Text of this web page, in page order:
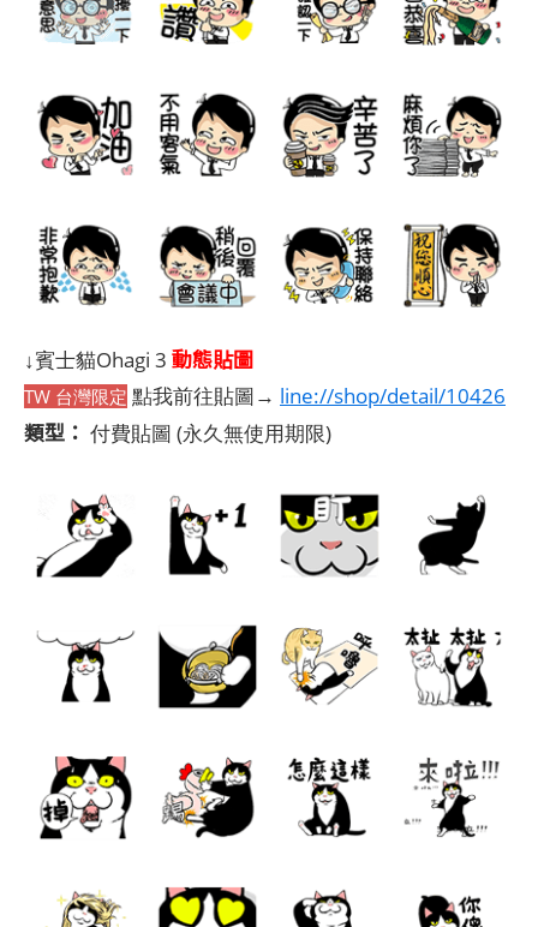
↓賓士貓Ohagi 3 動態貼圖
TW 台灣限定 點我前往貼圖→ line://shop/detail/10426
類型： 付費貼圖 (永久無使用期限)